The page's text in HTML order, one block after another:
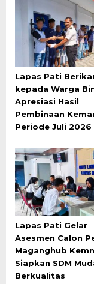
Lapas Pati
kepada Warga
Apresiasi Hasil
Pembinaan
Periode Juli 2026
Lapas Pati Gelar
Asesmen Calon
Maganghub
Siapkan SDM
Berkualitas